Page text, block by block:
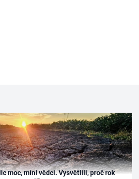
moc, míní vědci. Vysvětlili, proč rok